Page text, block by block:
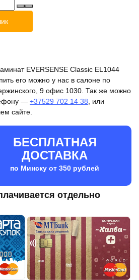
EVERSENSE Classic EL1044
его можно у нас в салоне по
9 офис 1030. Так же можно
— +37529 702 14 38 , или
сайте.
БЕСПЛАТНАЯ
ДОСТАВКА
по Минску от 350 рублей
отдельно